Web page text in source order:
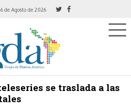
de Agosto de 2026
se traslada a las